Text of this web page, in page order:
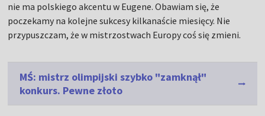
nie ma polskiego akcentu w Eugene. Obawiam się, że
poczekamy na kolejne sukcesy kilkanaście miesięcy. Nie
przypuszczam, że w mistrzostwach Europy coś się zmieni.
MŚ: mistrz olimpijski szybko "zamknął"
konkurs. Pewne złoto